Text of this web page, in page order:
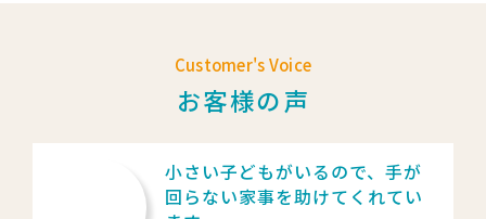
Customer's Voice
お客様の声
小さい子どもがいるので、手が
回らない家事を助けてくれてい